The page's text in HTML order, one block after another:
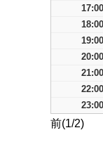
17:00
18:00
19:00
20:00
21:00
22:00
23:00
前(1/2)